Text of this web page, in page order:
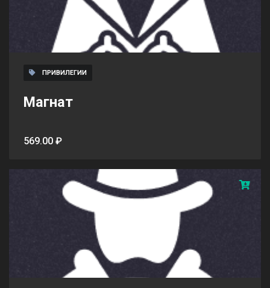
ПРИВИЛЕГИИ
Магнат
569.00 ₽